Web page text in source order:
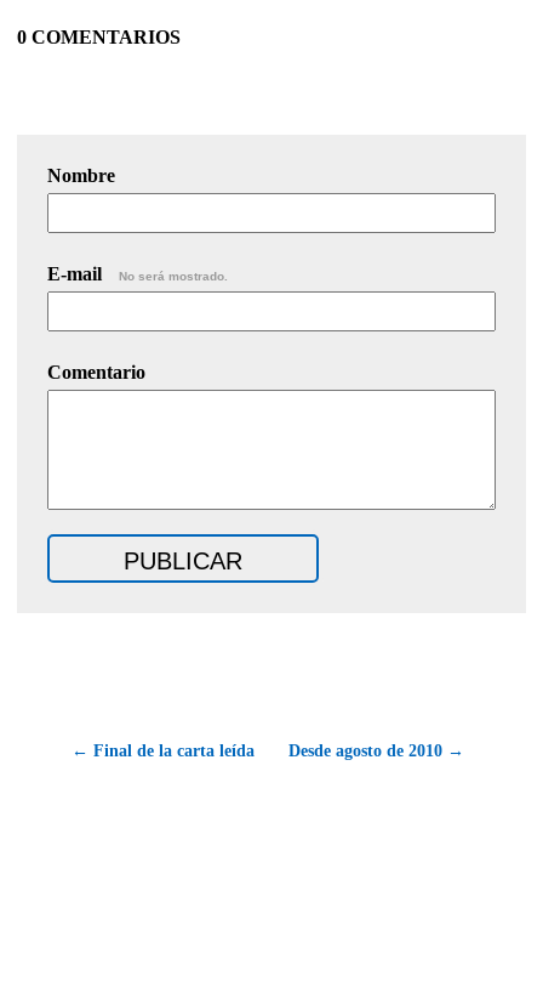
0 COMENTARIOS
Nombre
E-mail No será mostrado.
Comentario
← Final de la carta leída Desde agosto de 2010 →